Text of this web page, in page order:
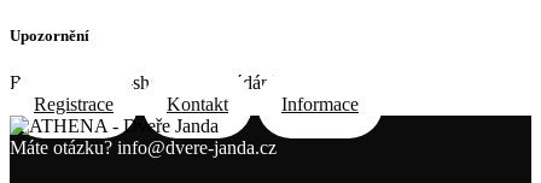
Upozornění
Registrace do e-shopu na požádání e-mailem
Registrace
Kontakt Informace
Máte otázku? info@dvere-janda.cz